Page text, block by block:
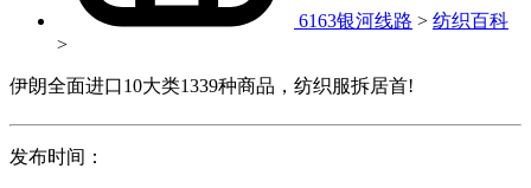
6163银河线路 > 纺织百科
>
伊朗全面进口10大类1339种商品，纺织服拆居首!
发布时间：